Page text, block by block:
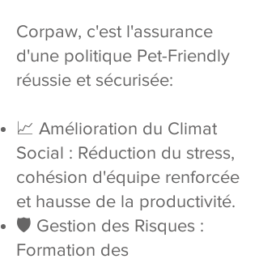
Corpaw, c'est l'assurance
d'une politique Pet-Friendly
réussie et sécurisée:
📈 Amélioration du Climat
Social : Réduction du stress,
cohésion d'équipe renforcée
et hausse de la productivité.
🛡️ Gestion des Risques :
Formation des